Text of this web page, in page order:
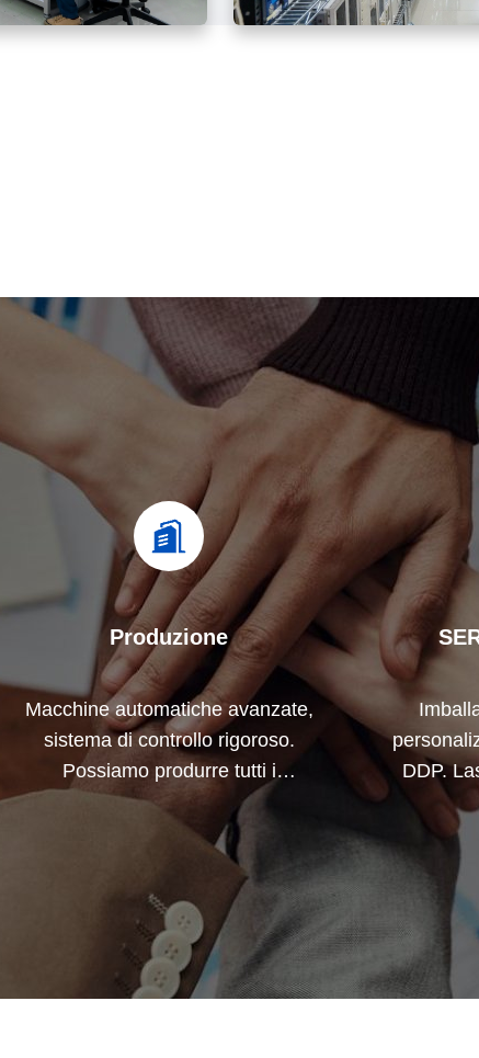
Produzione
Macchine automatiche avanzate,
sistema di controllo rigoroso.
Possiamo produrre tutti i
terminali elettrici oltre la vostra
richiesta.
DDP.
la